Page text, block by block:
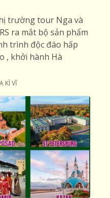
trường tour Nga và
ra mắt bộ sản phẩm
trình độc đáo hấp
, khởi hành Hà
KÌ VĨ